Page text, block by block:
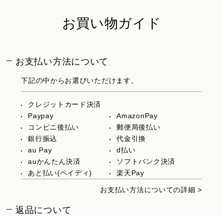
お買い物ガイド
お支払い方法について
下記の中からお選びいただけます。
クレジットカード決済
Paypay
AmazonPay
コンビニ後払い
郵便局後払い
銀行振込
代金引換
au Pay
d払い
auかんたん決済
ソフトバンク決済
あと払い(ペイディ)
楽天Pay
お支払い方法についての詳細 >
返品について